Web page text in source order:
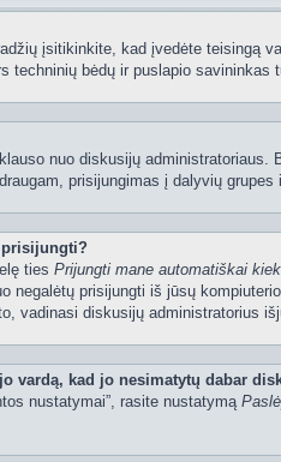
įsitikinkite, kad įvedėte teisingą
techninių bėdų ir puslapio savininkas
nuo diskusijų
prisijungimas į dalyvių
prisijungti?
ties Prijungti mane automatiškai
negalėtų prisijungti iš jūsų
vadinasi diskusijų administratorius
vardą, kad jo nesimatytų dabar
nustatymai”, rasite nustatymą